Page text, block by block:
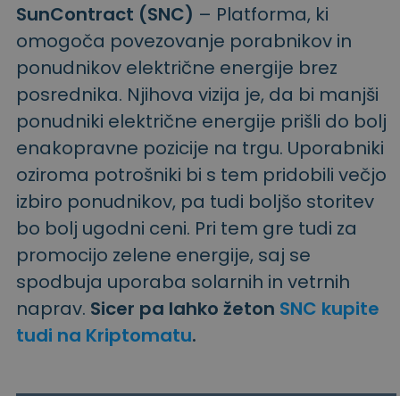
SunContract (SNC) – Platforma, ki
omogoča povezovanje porabnikov in
ponudnikov električne energije brez
posrednika. Njihova vizija je, da bi manjši
ponudniki električne energije prišli do bolj
enakopravne pozicije na trgu. Uporabniki
oziroma potrošniki bi s tem pridobili večjo
izbiro ponudnikov, pa tudi boljšo storitev
bo bolj ugodni ceni. Pri tem gre tudi za
promocijo zelene energije, saj se
spodbuja uporaba solarnih in vetrnih
naprav. Sicer pa lahko žeton SNC kupite
tudi na Kriptomatu.